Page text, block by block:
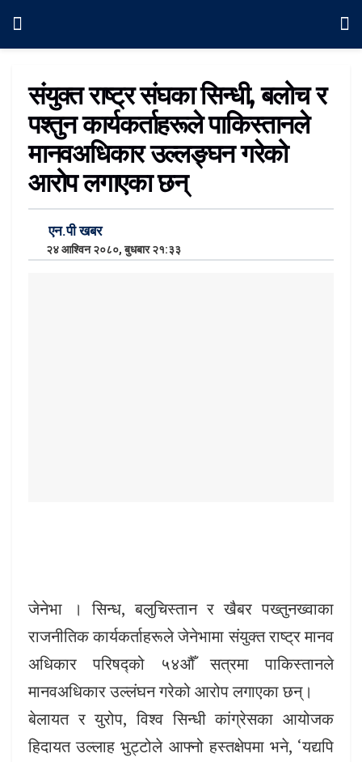
संयुक्त राष्ट्र संघका सिन्धी, बलोच र
पश्तुन कार्यकर्ताहरूले पाकिस्तानले
मानवअधिकार उल्लङ्घन गरेको
आरोप लगाएका छन्
एन.पी खबर
२४ आश्विन २०८०, बुधबार २१:३३
जेनेभा । सिन्ध, बलुचिस्तान र खैबर पख्तुनख्वाका
राजनीतिक कार्यकर्ताहरूले जेनेभामा संयुक्त राष्ट्र मानव
अधिकार परिषद्को ५४औँ सत्रमा पाकिस्तानले
मानवअधिकार उल्लंघन गरेको आरोप लगाएका छन्।
बेलायत र युरोप, विश्व सिन्धी कांग्रेसका आयोजक
हिदायत उल्लाह भुट्टोले आफ्नो हस्तक्षेपमा भने, ‘यद्यपि